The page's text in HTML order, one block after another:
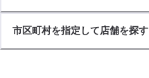
市区町村を指定して店舗を探す